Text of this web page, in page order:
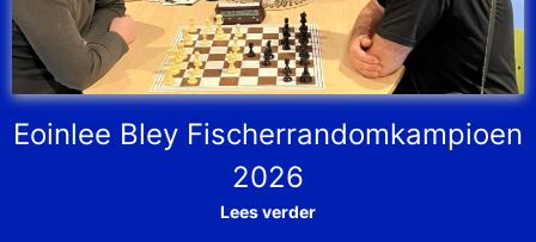
Eoinlee Bley Fischerrandomkampioen
2026
Lees verder